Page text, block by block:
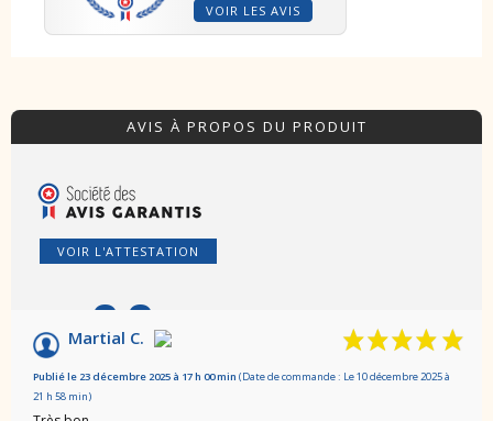
VOIR LES AVIS
AVIS À PROPOS DU PRODUIT
VOIR L'ATTESTATION
8.8/10
Basé sur 5 avis
Martial C.
Publié le 23 décembre 2025 à 17 h 00 min (Date de commande : Le 10 décembre 2025 à
21 h 58 min)